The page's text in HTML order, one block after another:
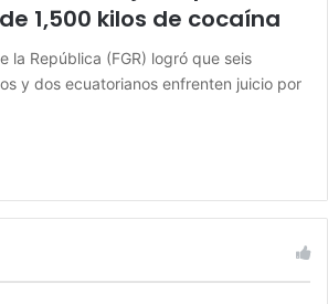
1,500 kilos de cocaína
la República (FGR) logró que seis
y dos ecuatorianos enfrenten juicio por